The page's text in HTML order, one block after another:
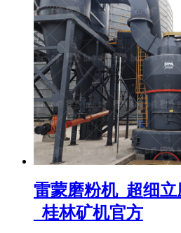
雷蒙磨粉机_超细
_桂林矿机官方